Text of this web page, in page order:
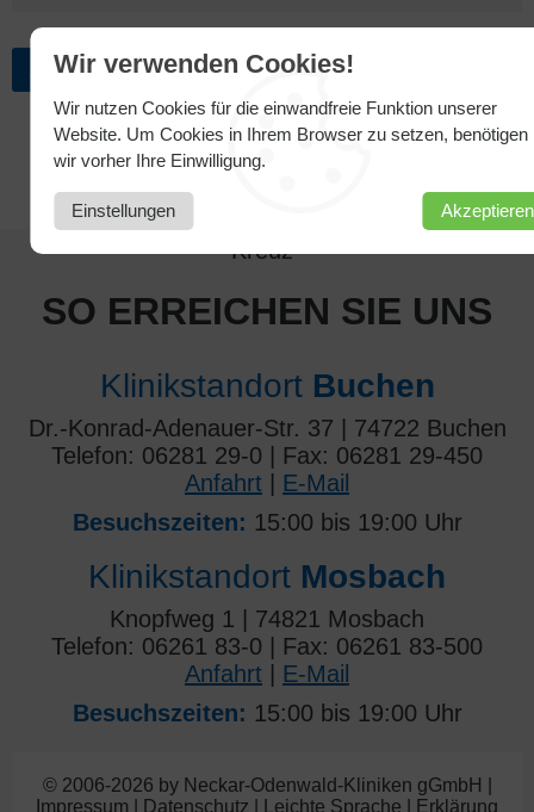
Wir verwenden Cookies!
Wir nutzen Cookies für die einwandfreie Funktion unserer
Website. Um Cookies in Ihrem Browser zu setzen, benötigen
wir vorher Ihre Einwilligung.
Einstellungen Akzeptieren
ZURÜCK ZUR ÜBERSICHT
SO ERREICHEN SIE UNS
Klinikstandort Buchen
Dr.-Konrad-Adenauer-Str. 37 | 74722 Buchen
Telefon: 06281 29-0 | Fax: 06281 29-450
Anfahrt
E-Mail
Besuchszeiten: 15:00 bis 19:00 Uhr
Klinikstandort Mosbach
Knopfweg 1 | 74821 Mosbach
Telefon: 06261 83-0 | Fax: 06261 83-500
Anfahrt
E-Mail
Besuchszeiten: 15:00 bis 19:00 Uhr
© 2006-2026 by Neckar-Odenwald-Kliniken gGmbH |
Impressum
Datenschutz Leichte Sprache Erklärung